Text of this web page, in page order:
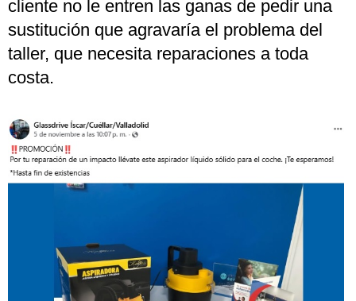
cliente no le entren las ganas de pedir una
sustitución que agravaría el problema del
taller, que necesita reparaciones a toda
costa.